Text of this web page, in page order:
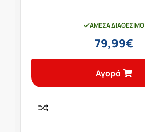
ΆΜΕΣΑ ΔΙΑΘΈΣΙΜΟ
79,99€
Αγορά